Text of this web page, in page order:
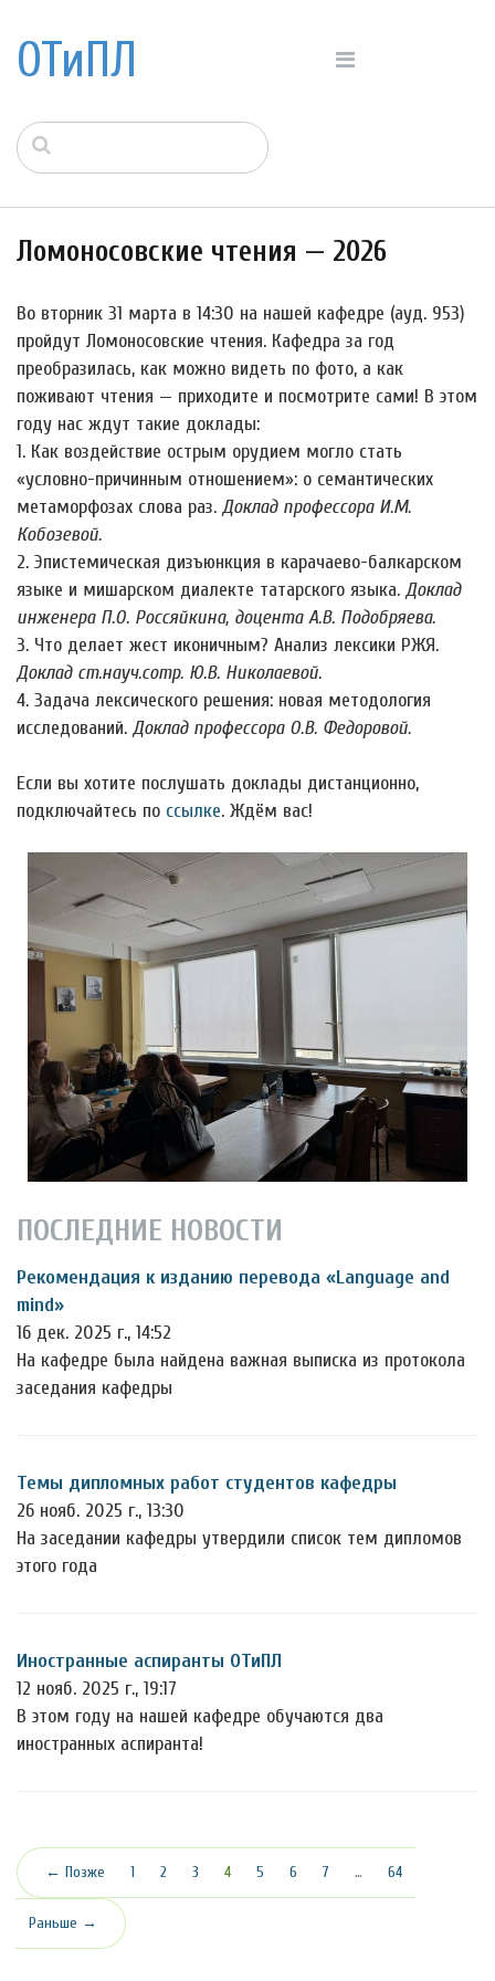
ОТиПЛ
Ломоносовские чтения — 2026
Во вторник 31 марта в 14:30 на нашей кафедре (ауд. 953)
пройдут Ломоносовские чтения. Кафедра за год
преобразилась, как можно видеть по фото, а как
поживают чтения — приходите и посмотрите сами! В этом
году нас ждут такие доклады:
1. Как воздействие острым орудием могло стать
«условно-причинным отношением»: о семантических
метаморфозах слова раз. Доклад профессора И.М.
Кобозевой.
2. Эпистемическая дизъюнкция в карачаево-балкарском
языке и мишарском диалекте татарского языка. Доклад
инженера П.О. Россяйкина, доцента А.В. Подобряева.
3. Что делает жест иконичным? Анализ лексики РЖЯ.
Доклад ст.науч.сотр. Ю.В. Николаевой.
4. Задача лексического решения: новая методология
исследований. Доклад профессора О.В. Федоровой.
Если вы хотите послушать доклады дистанционно,
подключайтесь по ссылке. Ждём вас!
ПОСЛЕДНИЕ НОВОСТИ
Рекомендация к изданию перевода «Language and
mind»
16 дек. 2025 г., 14:52
На кафедре была найдена важная выписка из протокола
заседания кафедры
Темы дипломных работ студентов кафедры
26 нояб. 2025 г., 13:30
На заседании кафедры утвердили список тем дипломов
этого года
Иностранные аспиранты ОТиПЛ
12 нояб. 2025 г., 19:17
В этом году на нашей кафедре обучаются два
иностранных аспиранта!
← Позже 1 2 3 4(текущая)
5 6 7 … 64
Раньше →